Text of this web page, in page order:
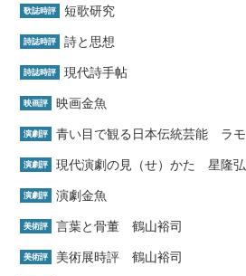
歌誌時評 短歌研究
詩誌時評 詩と思想
詩誌時評 現代詩手帖
映画評 映画金魚
演劇評 青い目で観る日本伝統芸能 ラ
演劇評 現代演劇の見（せ）かた 星隆弘
演劇評 演劇金魚
美術評 言葉と骨董 鶴山裕司
美術評 美術展時評 鶴山裕司